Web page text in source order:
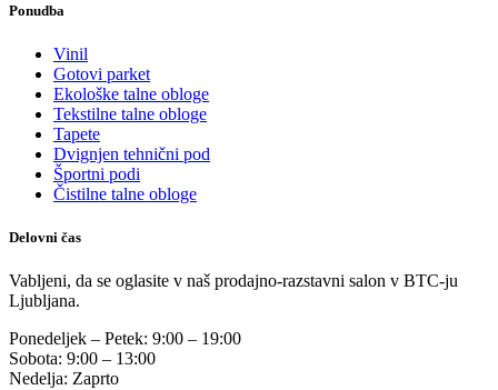
Ponudba
Vinil
Gotovi parket
Ekološke talne obloge
Tekstilne talne obloge
Tapete
Dvignjen tehnični pod
Športni podi
Čistilne talne obloge
Delovni čas
Vabljeni, da se oglasite v naš prodajno-razstavni salon v BTC-ju
Ljubljana.
Ponedeljek – Petek: 9:00 – 19:00
Sobota: 9:00 – 13:00
Nedelja: Zaprto